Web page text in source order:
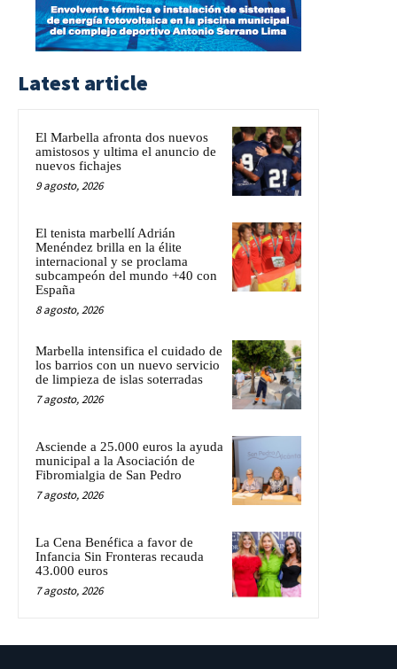
Latest article
El Marbella afronta dos nuevos
amistosos y ultima el anuncio de
nuevos fichajes
9 agosto, 2026
El tenista marbellí Adrián
Menéndez brilla en la élite
internacional y se proclama
subcampeón del mundo +40 con
España
8 agosto, 2026
Marbella intensifica el cuidado de
los barrios con un nuevo servicio
de limpieza de islas soterradas
7 agosto, 2026
Asciende a 25.000 euros la ayuda
municipal a la Asociación de
Fibromialgia de San Pedro
7 agosto, 2026
La Cena Benéfica a favor de
Infancia Sin Fronteras recauda
43.000 euros
7 agosto, 2026